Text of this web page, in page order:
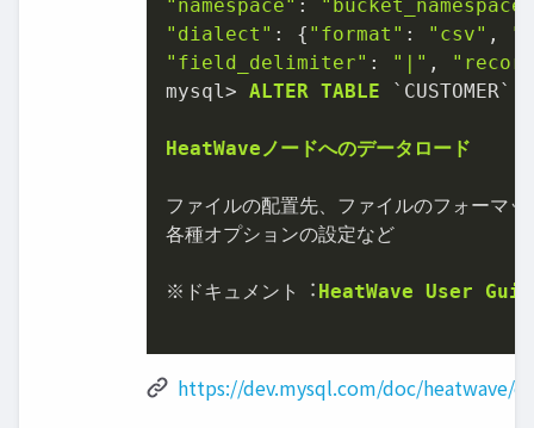
"namespace" :
"bucket_namespace"
"dialect" : { "format" : "csv" ,
"field_delimiter" : "|" ,
mysql > ALTER TABLE `CUSTOMER`
HeatWaveノードへのデータロード
ファイルの配置先
ファイルのフォーマッ
各種オプションの設定など
※ ドキュメント︓ HeatWave User
https://dev.mysql.com/doc/heatwave/